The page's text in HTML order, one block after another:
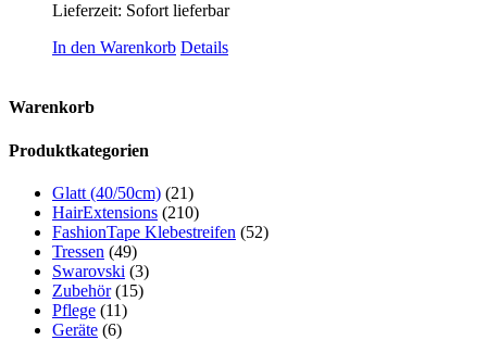
Lieferzeit: Sofort lieferbar
In den Warenkorb Details
Warenkorb
Produktkategorien
Glatt (40/50cm) (21)
HairExtensions (210)
FashionTape Klebestreifen (52)
Tressen (49)
Swarovski (3)
Zubehör (15)
Pflege (11)
Geräte (6)